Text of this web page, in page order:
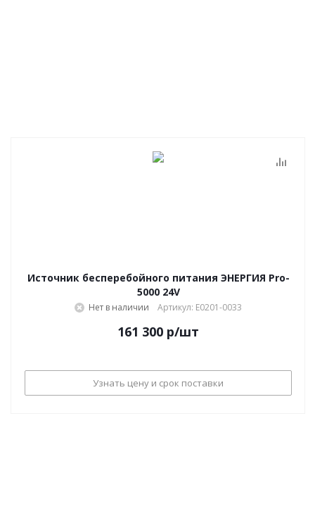
Источник бесперебойного питания ЭНЕРГИЯ Pro-
5000 24V
Нет в наличии Артикул: Е0201-0033
161 300 р/шт
Узнать цену и срок поставки